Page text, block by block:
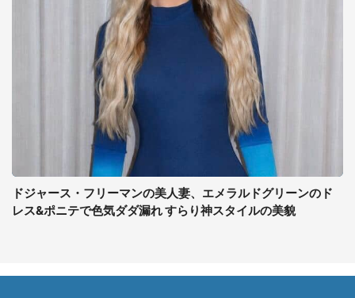
ドジャース・フリーマンの美人妻、エメラルドグリーンのド
レス&ポニテで色気ダダ漏れ すらり神スタイルの美貌